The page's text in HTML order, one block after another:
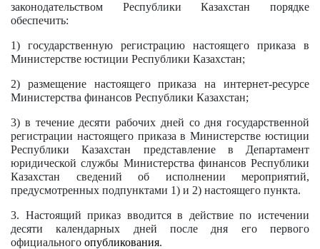
законодательством Республики Казахстан порядке
обеспечить:
1) государственную регистрацию настоящего приказа в
Министерстве юстиции Республики Казахстан;
2) размещение настоящего приказа на интернет-ресурсе
Министерства финансов Республики Казахстан;
3) в течение десяти рабочих дней со дня государственной
регистрации настоящего приказа в Министерстве юстиции
Республики Казахстан представление в Департамент
юридической службы Министерства финансов Республики
Казахстан сведений об исполнении мероприятий,
предусмотренных подпунктами 1) и 2) настоящего пункта.
3. Настоящий приказ вводится в действие по истечении
десяти календарных дней после дня его первого
официального опубликования.